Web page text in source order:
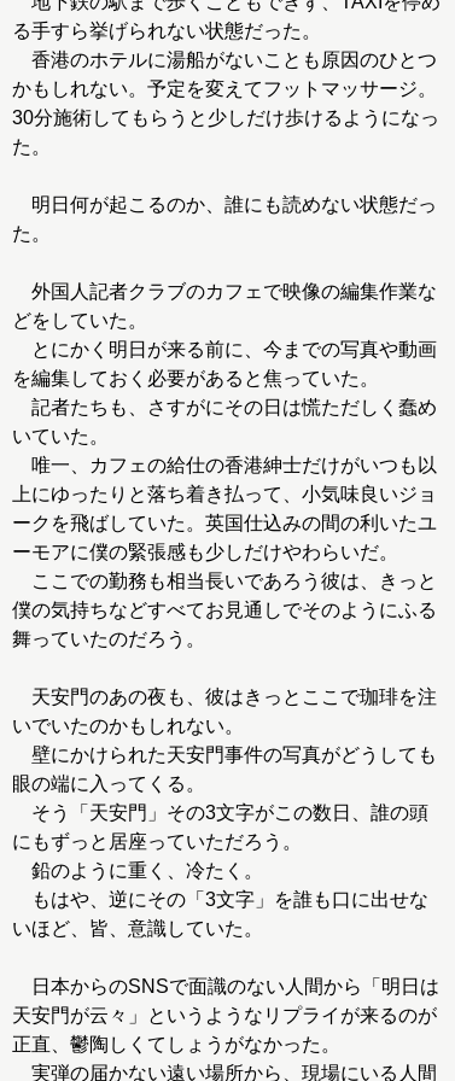
る手すら挙げられない状態だった。
香港のホテルに湯船がないことも原因のひとつ
かもしれない。予定を変えてフットマッサージ。
30分施術してもらうと少しだけ歩けるようになっ
た。
明日何が起こるのか、誰にも読めない状態だっ
た。
外国人記者クラブのカフェで映像の編集作業な
どをしていた。
とにかく明日が来る前に、今までの写真や動画
を編集しておく必要があると焦っていた。
記者たちも、さすがにその日は慌ただしく蠢め
いていた。
唯一、カフェの給仕の香港紳士だけがいつも以
上にゆったりと落ち着き払って、小気味良いジョ
ークを飛ばしていた。英国仕込みの間の利いたユ
ーモアに僕の緊張感も少しだけやわらいだ。
ここでの勤務も相当長いであろう彼は、きっと
僕の気持ちなどすべてお見通しでそのようにふる
舞っていたのだろう。
天安門のあの夜も、彼はきっとここで珈琲を注
いでいたのかもしれない。
壁にかけられた天安門事件の写真がどうしても
眼の端に入ってくる。
そう「天安門」その3文字がこの数日、誰の頭
にもずっと居座っていただろう。
鉛のように重く、冷たく。
もはや、逆にその「3文字」を誰も口に出せな
いほど、皆、意識していた。
日本からのSNSで面識のない人間から「明日は
天安門が云々」というようなリプライが来るのが
正直、鬱陶しくてしょうがなかった。
実弾の届かない遠い場所から、現場にいる人間